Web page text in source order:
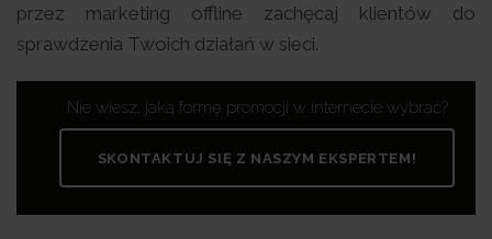
przez marketing offline zachęcaj klientów do
sprawdzenia Twoich działań w sieci.
Nie wiesz, jaką formę promocji w internecie wybrać?
SKONTAKTUJ SIĘ Z NASZYM EKSPERTEM!